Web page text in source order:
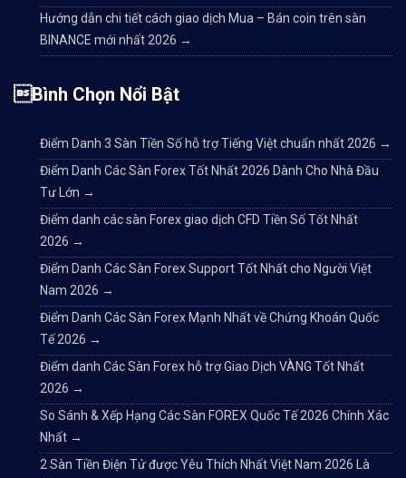
Hướng dẫn chi tiết cách giao dịch Mua – Bán coin trên sàn
BINANCE mới nhất 2026 →
Bình Chọn Nổi Bật
Điểm Danh 3 Sàn Tiền Số hỗ trợ Tiếng Việt chuẩn nhất 2026 →
Điểm Danh Các Sàn Forex Tốt Nhất 2026 Dành Cho Nhà Đầu
Tư Lớn →
Điểm danh các sàn Forex giao dịch CFD Tiền Số Tốt Nhất
2026 →
Điểm Danh Các Sàn Forex Support Tốt Nhất cho Người Việt
Nam 2026 →
Điểm Danh Các Sàn Forex Mạnh Nhất về Chứng Khoán Quốc
Tế 2026 →
Điểm danh Các Sàn Forex hỗ trợ Giao Dịch VÀNG Tốt Nhất
2026 →
So Sánh & Xếp Hạng Các Sàn FOREX Quốc Tế 2026 Chính Xác
Nhất →
2 Sàn Tiền Điện Tử được Yêu Thích Nhất Việt Nam 2026 Là